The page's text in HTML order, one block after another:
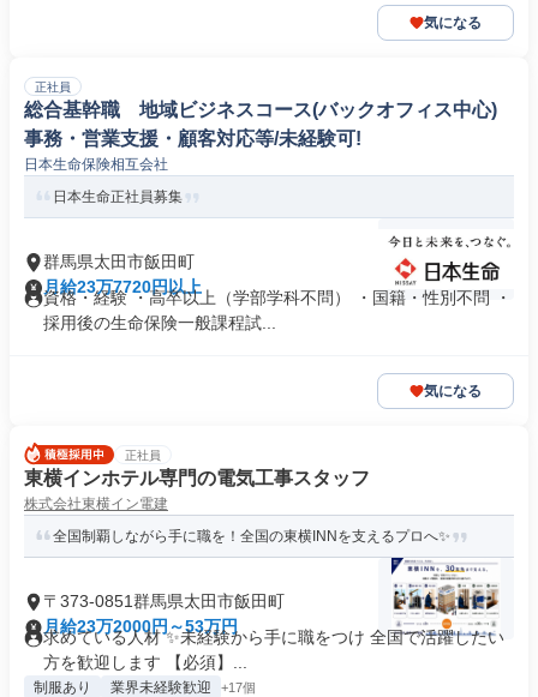
気になる
正社員
総合基幹職 地域ビジネスコース(バックオフィス中心)
事務・営業支援・顧客対応等/未経験可!
日本生命保険相互会社
日本生命正社員募集
群馬県太田市飯田町
月給23万7720円以上
資格・経験 ・高卒以上（学部学科不問） ・国籍・性別不問 ・
採用後の生命保険一般課程試...
気になる
正社員
東横インホテル専門の電気工事スタッフ
株式会社東横イン電建
全国制覇しながら手に職を！全国の東横INNを支えるプロへ✨
〒373-0851群馬県太田市飯田町
月給23万2000円～53万円
求めている人材 ✨未経験から手に職をつけ 全国で活躍したい
方を歓迎します 【必須】...
制服あり 業界未経験歓迎 +17個